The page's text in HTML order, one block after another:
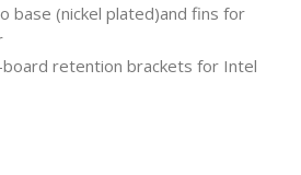
base (nickel plated)and fins for
retention brackets for Intel